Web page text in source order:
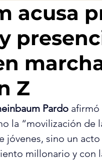
acusa
Z
Pardo afirmó
la “movilización de
jóvenes, sino un
millonario y con